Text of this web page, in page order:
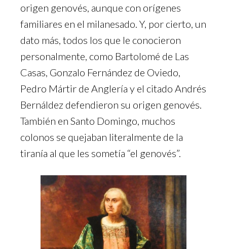
origen genovés, aunque con orígenes
familiares en el milanesado. Y, por cierto, un
dato más, todos los que le conocieron
personalmente, como Bartolomé de Las
Casas, Gonzalo Fernández de Oviedo,
Pedro Mártir de Anglería y el citado Andrés
Bernáldez defendieron su origen genovés.
También en Santo Domingo, muchos
colonos se quejaban literalmente de la
tiranía al que les sometía “el genovés”.